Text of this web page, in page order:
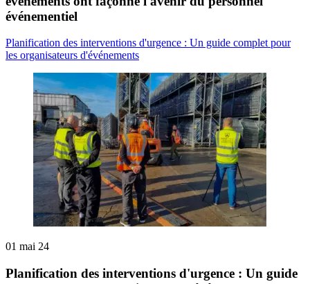
événementiel
Planification des interventions d'urgence : Un guide complet pour
les organisateurs d'événements
01 mai 24
Planification des interventions d'urgence : Un guide